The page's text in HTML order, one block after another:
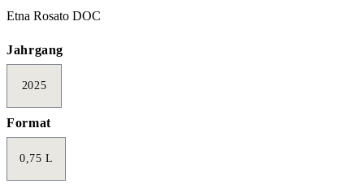
Etna Rosato DOC
Jahrgang
2025
Format
0,75 L